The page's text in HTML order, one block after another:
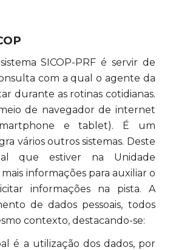
SICOP-PRF é servir de
com a qual o agente da
durante as rotinas cotidianas.
de navegador de internet
e tablet). É um
vários outros sistemas. Deste
que estiver na Unidade
informações para auxiliar o
informações na pista. A
de dados pessoais, todos
contexto, destacando-se:
é a utilização dos dados, por